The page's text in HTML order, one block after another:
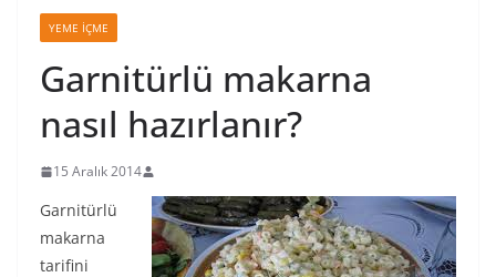
YEME İÇME
Garnitürlü makarna
nasıl hazırlanır?
15 Aralık 2014
Garnitürlü
makarna
tarifini